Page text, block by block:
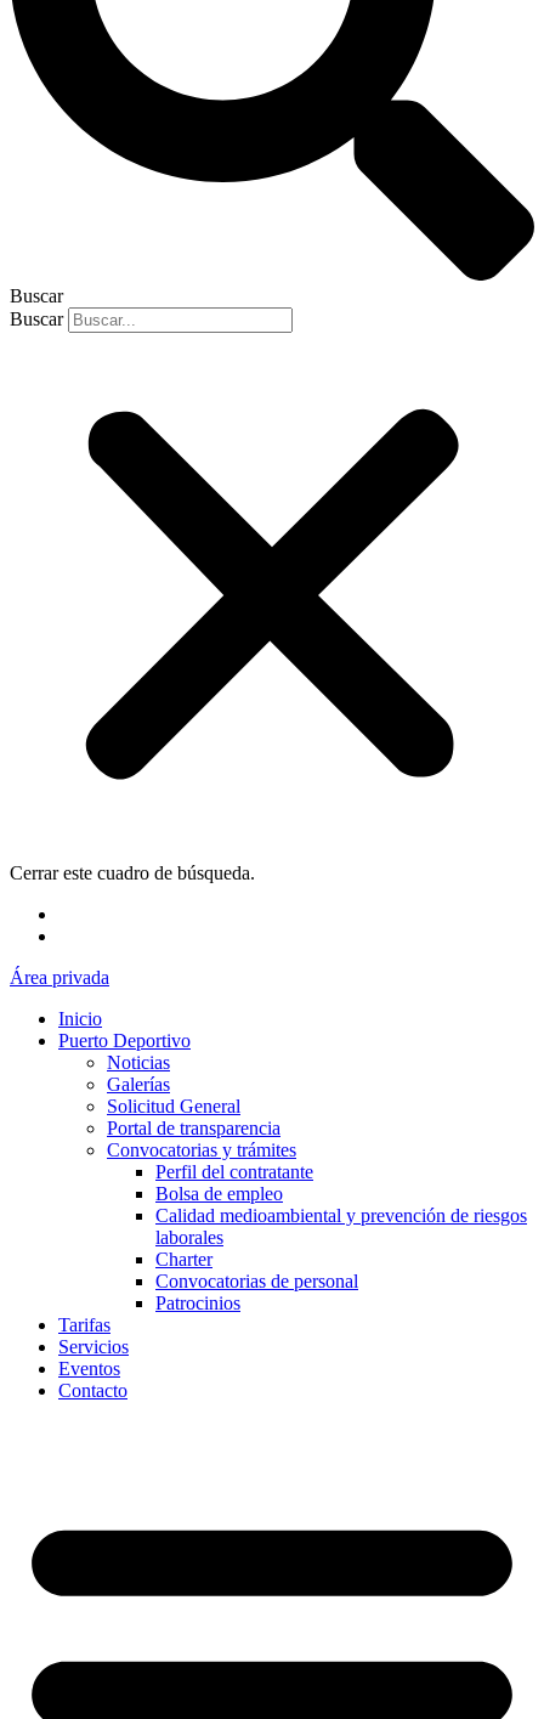
Buscar
Buscar
Cerrar este cuadro de búsqueda.
Área privada
Inicio
Puerto Deportivo
Noticias
Galerías
Solicitud General
Portal de transparencia
Convocatorias y trámites
Perfil del contratante
Bolsa de empleo
Calidad medioambiental y prevención de riesgos
laborales
Charter
Convocatorias de personal
Patrocinios
Tarifas
Servicios
Eventos
Contacto